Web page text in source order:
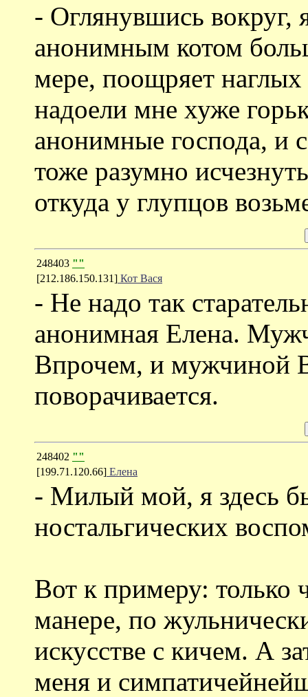
- Оглянувшись вокруг,
анонимным котом
мере, поощряет
надоели мне хуже
анонимные господа, и
тоже разумно
откуда у глупцов
248403 ""
[212.186.150.131] Кот Вася
- Не надо так
анонимная Елена.
Впрочем, и мужчиной
поворачивается.
248402 ""
[199.71.120.66] Елена
- Милый мой, я здесь
ностальгических
Вот к примеру: только
манере, по
искусстве с кичем. А
меня и